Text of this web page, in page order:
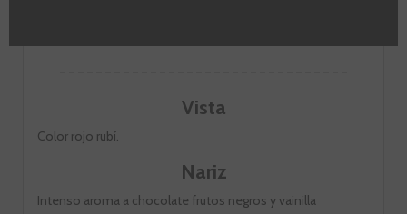
Vista
Color rojo rubí.
Nariz
Intenso aroma a chocolate frutos negros y vainilla